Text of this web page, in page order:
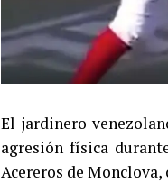
El jardinero
agresión física
Acereros de